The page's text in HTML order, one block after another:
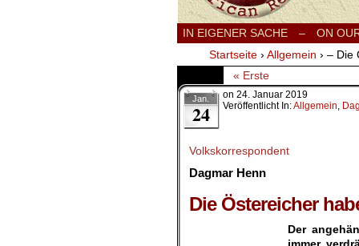
IN EIGENER SACHE – ON
Startseite › Allgemein › – Die
« Erste
Jan.
24
on 24. Januar 2019
Veröffentlicht In:Allgemein,
Volkskorrespondent
Dagmar Henn
Die Östereicher
Der